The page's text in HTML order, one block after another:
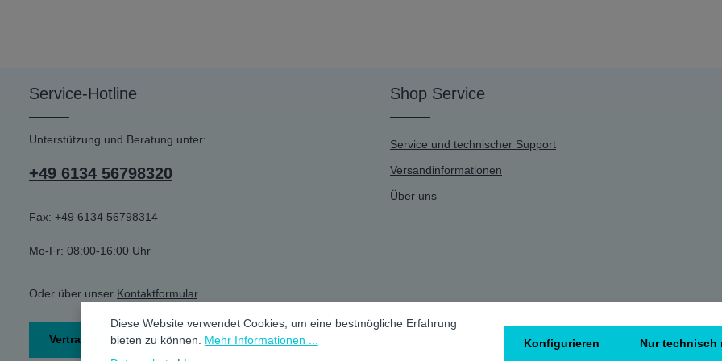
Service-Hotline
Unterstützung und Beratung unter:
+49 6134 56798320
Fax: +49 6134 56798314
Mo-Fr: 08:00-16:00 Uhr
Oder über unser Kontaktformular.
Vertrag widerrufen
Shop Service
Service und technischer Support
Versandinformationen
Über uns
Diese Website verwendet Cookies, um eine bestmögliche Erfahrung
bieten zu können. Mehr Informationen ...
Nur technisch
Konfigurieren